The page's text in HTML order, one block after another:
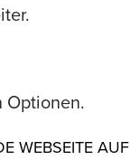
Optionen.
WEBSEITE AUF